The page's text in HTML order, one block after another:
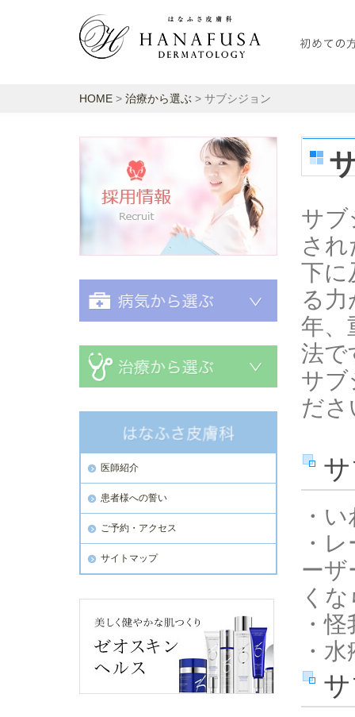
HOME > 治療から選ぶ > サブシジョン
サブ
さ
下に
る
年、
法で
サブ
ださ
・
・
ーザ
く
・
・
採用情報
医師紹介
患者様への誓い
ご予約・アクセス
サイトマップ